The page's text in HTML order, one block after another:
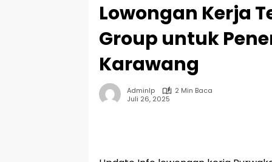
Lowongan Kerja
Group untuk
Karawang
Adminlp
2 Min Baca
Juli 26, 2025